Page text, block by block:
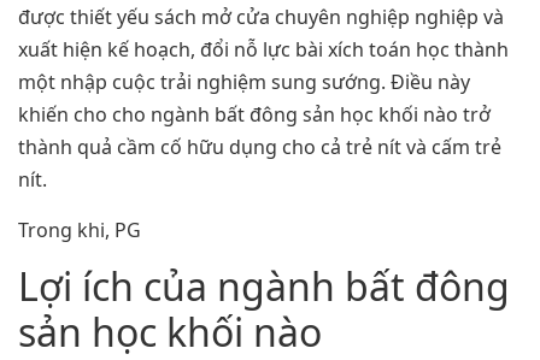
được thiết yếu sách mở cửa chuyên nghiệp nghiệp và
xuất hiện kế hoạch, đổi nỗ lực bài xích toán học thành
một nhập cuộc trải nghiệm sung sướng. Điều này
khiến cho cho ngành bất đông sản học khối nào trở
thành quả cầm cố hữu dụng cho cả trẻ nít và cấm trẻ
nít.
Trong khi, PG
Lợi ích của ngành bất đông
sản học khối nào